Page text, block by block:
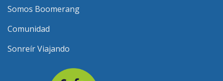
Somos Boomerang
Comunidad
Sonreír Viajando